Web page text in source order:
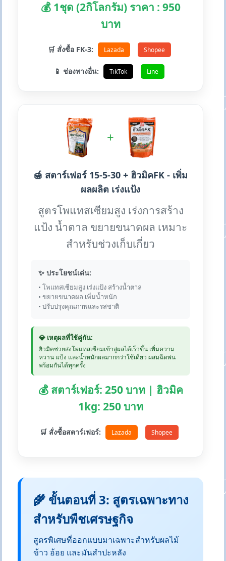
💰 1ชุด (2กิโลกรัม) ราคา : 950
บาท
🛒 สั่งซื้อ FK-3: Lazada Shopee
📱 ช่องทางอื่น: TikTok Line
+
🍯 สตาร์เฟอร์ 15-5-30 + ฮิวมิคFK - เพิ่ม
ผลผลิต เร่งแป้ง
สูตรโพแทสเซียมสูง เร่งการสร้าง
แป้ง น้ำตาล ขยายขนาดผล เหมาะ
สำหรับช่วงเก็บเกี่ยว
✨ ประโยชน์เด่น:
• โพแทสเซียมสูง เร่งแป้ง สร้างน้ำตาล
• ขยายขนาดผล เพิ่มน้ำหนัก
• ปรับปรุงคุณภาพและรสชาติ
💎 เหตุผลที่ใช้คู่กัน:
ฮิวมิคช่วยส่งโพแทสเซียมเข้าสู่ผลได้เร็วขึ้น เพิ่มความ
หวาน แป้ง และน้ำหนักผลมากกว่าใช้เดี่ยว ผสมฉีดพ่น
พร้อมกันได้ทุกครั้ง
💰 สตาร์เฟอร์: 250 บาท | ฮิวมิค
1kg: 250 บาท
🛒 สั่งซื้อสตาร์เฟอร์: Lazada Shopee
🌾 ขั้นตอนที่ 3: สูตรเฉพาะทาง
สำหรับพืชเศรษฐกิจ
สูตรพิเศษที่ออกแบบมาเฉพาะสำหรับผลไม้
ข้าว อ้อย และมันสำปะหลัง